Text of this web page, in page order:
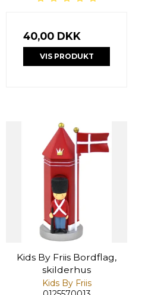
40,00 DKK
VIS PRODUKT
Kids By Friis Bordflag,
skilderhus
Kids By Friis